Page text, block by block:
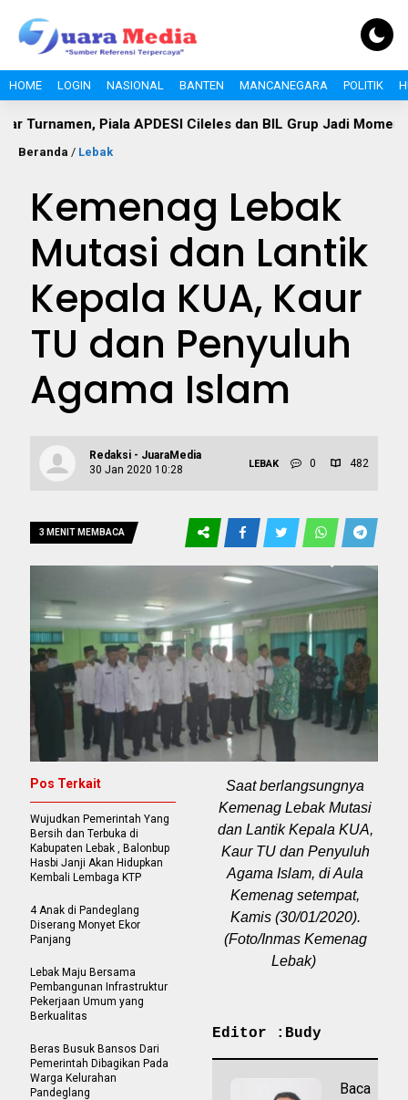
HOME LOGIN NASIONAL BANTEN MANCANEGARA POLITIK
Piala APDESI Cileles dan BIL Grup Jadi Momentum Bangun
Beranda / Lebak
Kemenag Lebak
Mutasi dan Lantik
Kepala KUA, Kaur
TU dan Penyuluh
Agama Islam
Redaksi - JuaraMedia
30 Jan 2020 10:28
LEBAK 0 482
3 MENIT MEMBACA
Saat berlangsungnya
Kemenag Lebak Mutasi
dan Lantik Kepala KUA,
Kaur TU dan Penyuluh
Agama Islam, di Aula
Kemenag setempat,
Kamis (30/01/2020).
(Foto/Inmas Kemenag
Lebak)
Editor :Budy
Baca
Pos Terkait
Wujudkan Pemerintah Yang
Bersih dan Terbuka di
Kabupaten Lebak , Balonbup
Hasbi Janji Akan Hidupkan
Kembali Lembaga KTP
4 Anak di Pandeglang
Diserang Monyet Ekor
Panjang
Lebak Maju Bersama
Pembangunan Infrastruktur
Pekerjaan Umum yang
Berkualitas
Beras Busuk Bansos Dari
Pemerintah Dibagikan Pada
Warga Kelurahan
Pandeglang